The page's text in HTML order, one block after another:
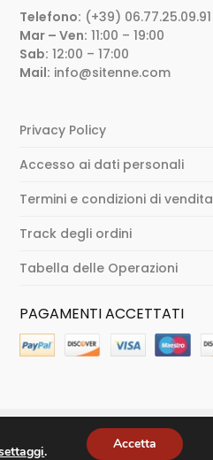
Telefono: (+39) 06.77.25.09.91
Mar – Ven: 11:00 – 19:00
Sab: 12:00 – 17:00
Mail: info@sitenne.com
Privacy Policy
Accesso ai dati personali
Termini e condizioni di vendita
Track degli ordini
Tabella delle Operazioni
PAGAMENTI ACCETTATI
. Accetta